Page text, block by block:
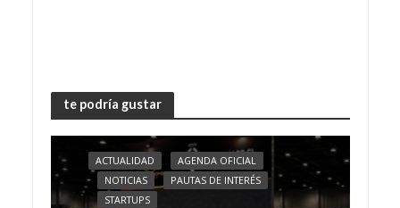
te podría gustar
ACTUALIDAD
AGENDA OFICIAL
NOTICIAS
PAUTAS DE INTERÉS
STARTUPS